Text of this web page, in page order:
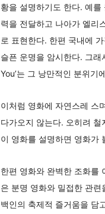
황을 설명하기도 한다. 예를
력을 전달하고 나아가 엘리
로 표현한다. 한편 국내에
슬픈 운명을 암시한다. 그
You’는 그 낭만적인 분위기
이처럼 영화에 자연스레 스
다가오지 않는다. 오히려
이 영화를 설명하면 영화가
한편 영화와 완벽한 조화를
은 분명 영화와 밀접한 관련
백인의 축제적 즐거움을 담